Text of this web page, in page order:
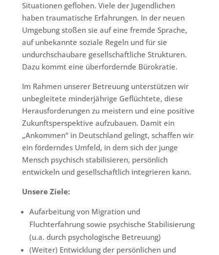
Situationen geflohen. Viele der Jugendlichen
haben traumatische Erfahrungen. In der neuen
Umgebung stoßen sie auf eine fremde Sprache,
auf unbekannte soziale Regeln und für sie
undurchschaubare gesellschaftliche Strukturen.
Dazu kommt eine überfordernde Bürokratie.
Im Rahmen unserer Betreuung unterstützen wir
unbegleitete minderjährige Geflüchtete, diese
Herausforderungen zu meistern und eine positive
Zukunftsperspektive aufzubauen. Damit ein
„Ankommen“ in Deutschland gelingt, schaffen wir
ein förderndes Umfeld, in dem sich der junge
Mensch psychisch stabilisieren, persönlich
entwickeln und gesellschaftlich integrieren kann.
Unsere Ziele:
Aufarbeitung von Migration und
Fluchterfahrung sowie psychische Stabilisierung
(u.a. durch psychologische Betreuung)
(Weiter) Entwicklung der persönlichen und